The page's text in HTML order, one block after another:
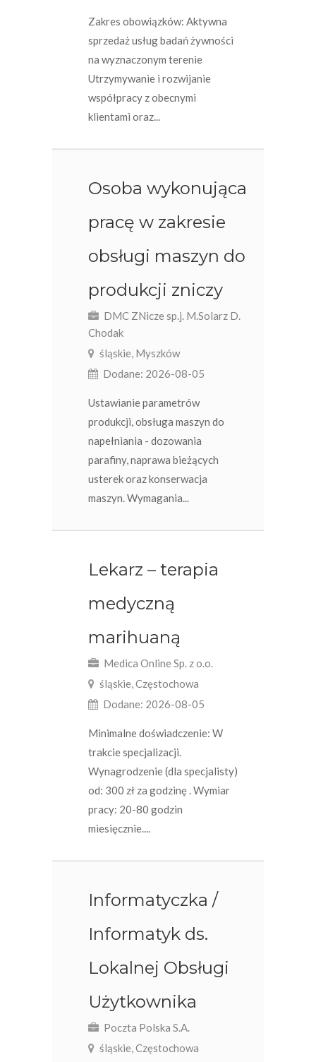
Zakres obowiązków: Aktywna
sprzedaż usług badań żywności
na wyznaczonym terenie
Utrzymywanie i rozwijanie
współpracy z obecnymi
klientami oraz...
Osoba wykonująca
pracę w zakresie
obsługi maszyn do
produkcji zniczy
DMC ZNicze sp.j. M.Solarz D.
Chodak
śląskie, Myszków
Dodane: 2026-08-05
Ustawianie parametrów
produkcji, obsługa maszyn do
napełniania - dozowania
parafiny, naprawa bieżących
usterek oraz konserwacja
maszyn. Wymagania...
Lekarz – terapia
medyczną
marihuaną
Medica Online Sp. z o.o.
śląskie, Częstochowa
Dodane: 2026-08-05
Minimalne doświadczenie: W
trakcie specjalizacji.
Wynagrodzenie (dla specjalisty)
od: 300 zł za godzinę . Wymiar
pracy: 20-80 godzin
miesięcznie....
Informatyczka /
Informatyk ds.
Lokalnej Obsługi
Użytkownika
Poczta Polska S.A.
śląskie, Częstochowa